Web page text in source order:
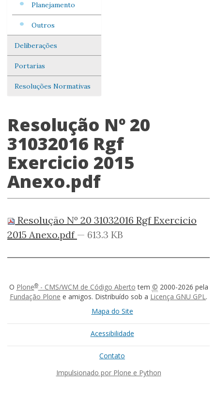
Planejamento
Outros
Deliberações
Portarias
Resoluções Normativas
Resolução Nº 20
31032016 Rgf
Exercicio 2015
Anexo.pdf
Resolução Nº 20 31032016 Rgf Exercicio
2015 Anexo.pdf — 613.3 KB
O Plone®- CMS/WCM de Código Aberto tem © 2000-2026 pela
Fundação Plone e amigos. Distribuído sob a Licença GNU GPL.
Mapa do Site
Acessibilidade
Contato
Impulsionado por Plone e Python